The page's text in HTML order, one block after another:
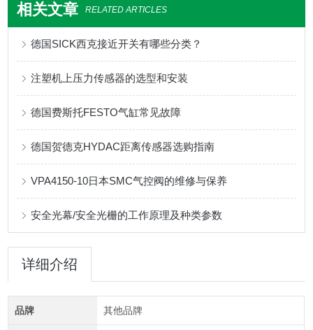
相关文章 RELATED ARTICLES
德国SICK西克接近开关有哪些分类？
注塑机上压力传感器的选型和安装
德国费斯托FESTO气缸常见故障
德国贺德克HYDAC距离传感器选购指南
VPA4150-10日本SMC气控阀的维修与保养
安全光幕/安全光栅的工作原理及种类参数
详细介绍
品牌 其他品牌